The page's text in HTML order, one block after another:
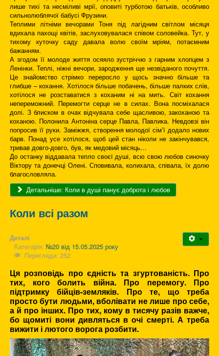
лише тихі та несміливі мрії, оповиті турботою батьків, особливо
сильнолюблячої бабусі Фрузини.
Теплими літніми вечорами Тоня під лагідним світлом місяця
вдихала пахощі квітів, заслуховувалася співом соловейка. Тут, у
тихому куточку саду давала волю своїм мріям, потаємним
бажанням.
А згодом її молоде життя осяяло зустріччю з гарним хлопцем з
Ленінки. Теплі, ніжні вечори, зародження ще незвіданого почуття.
Це знайомство стрімко переросло у щось значно більше та
глибше – кохання. Хотілося більше побачень, більше палких слів,
хотілося не розставатися з коханим ні на мить. Світ кохання
непереможний. Перемогти серце не в силах. Вона посміхалася
долі. З блиском в очах відчувала себе щасливою, закоханою та
коханою. Полонила Антоніна серце Павла, Павлика. Невдовзі він
попросив її руки. Заміжжя, створення молодої сім’ї додало нових
барв. Понад усе хотілося, щоб цей стан ніколи не закінчувався,
тривав довго-довго, був, як медовий місяць…
До останку віддавала тепло своєї душі, всю свою любов синочку
Віктору та донечці Олені. Сповивала, колихала, співала, їх долю
благословляла.
Детальніше: Коли в душі панує доброта і любов
Коли всі разом
Деталі
Категорія: №20 від 15.05.2025 року
Перегляди: 252
Ця розповідь про єдність та згуртованість. Про
тих, кого болить війна. Про перемогу. Про
підтримку бійців-земляків. Про те, що треба
просто бути людьми, вболівати не лише про себе,
а й про інших. Про тих, кому в тисячу разів важче,
бо щомиті вони дивляться в очі смерті. А треба
вижити і лютого ворога розбити.